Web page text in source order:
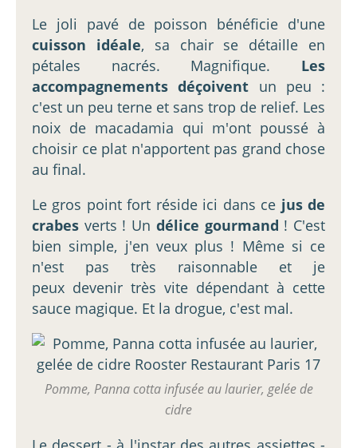
Le joli pavé de poisson bénéficie d'une
cuisson idéale, sa chair se détaille en
pétales nacrés. Magnifique. Les
accompagnements déçoivent un peu :
c'est un peu terne et sans trop de relief. Les
noix de macadamia qui m'ont poussé à
choisir ce plat n'apportent pas grand chose
au final.
Le gros point fort réside ici dans ce jus de
crabes verts ! Un délice gourmand ! C'est
bien simple, j'en veux plus ! Même si ce
n'est pas très raisonnable et je
peux devenir très vite dépendant à cette
sauce magique. Et la drogue, c'est mal.
Pomme, Panna cotta infusée au laurier, gelée de
cidre